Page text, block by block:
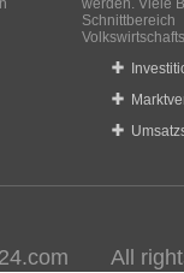
werden. Viele
All